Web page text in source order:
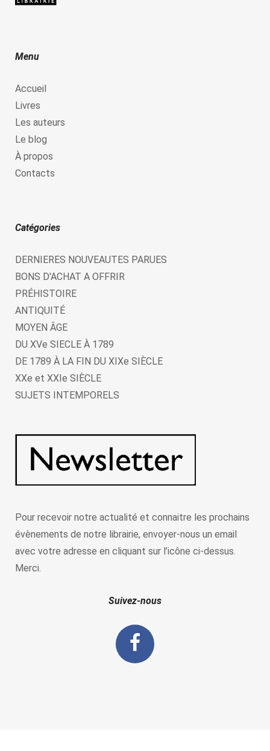
Menu
Accueil
Livres
Les auteurs
Le blog
À propos
Contacts
Catégories
DERNIERES NOUVEAUTES PARUES
BONS D'ACHAT A OFFRIR
PRÉHISTOIRE
ANTIQUITÉ
MOYEN ÂGE
DU XVe SIECLE À 1789
DE 1789 À LA FIN DU XIXe SIÈCLE
XXe et XXIe SIÈCLE
SUJETS INTEMPORELS
Pour recevoir notre actualité et connaitre les prochains
évènements de notre librairie, envoyer-nous un email
avec votre adresse en cliquant sur l’icône ci-dessus.
Merci.
Suivez-nous